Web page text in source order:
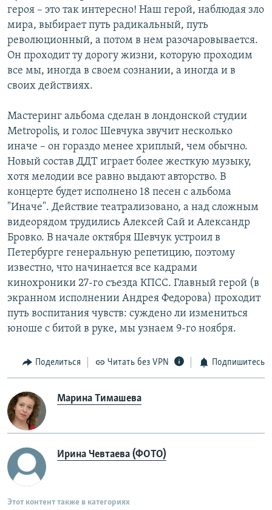
героя – это так интересно! Наш герой, наблюдая зло
мира, выбирает путь радикальный, путь
революционный, а потом в нем разочаровывается.
Он проходит ту дорогу жизни, которую проходим
все мы, иногда в своем сознании, а иногда и в
своих действиях.
Мастеринг альбома сделан в лондонской студии
Metropolis, и голос Шевчука звучит несколько
иначе – он гораздо менее хриплый, чем обычно.
Новый состав ДДТ играет более жесткую музыку,
хотя мелодии все равно выдают авторство. В
концерте будет исполнено 18 песен с альбома
"Иначе". Действие театрализовано, а над сложным
видеорядом трудились Алексей Сай и Александр
Бровко. В начале октября Шевчук устроил в
Петербурге генеральную репетицию, поэтому
известно, что начинается все кадрами
кинохроники 27-го съезда КПСС. Главный герой (в
экранном исполнении Андрея Федорова) проходит
путь воспитания чувств: суждено ли измениться
юноше с битой в руке, мы узнаем 9-го ноября.​
Поделиться Читать без VPN Подпишитесь
Марина Тимашева
Ирина Чевтаева (ФОТО)
Этот контент также в категориях